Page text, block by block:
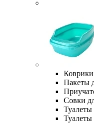
Коврики
Пакеты
Совки
Туалеты